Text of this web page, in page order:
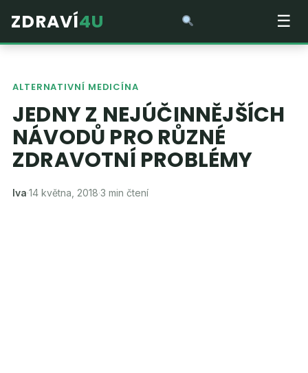
ZDRAVÍ4U ☰
ALTERNATIVNÍ MEDICÍNA
JEDNY Z NEJÚČINNĚJŠÍCH
NÁVODŮ PRO RŮZNÉ
ZDRAVOTNÍ PROBLÉMY
Iva·14 května, 2018·3 min čtení